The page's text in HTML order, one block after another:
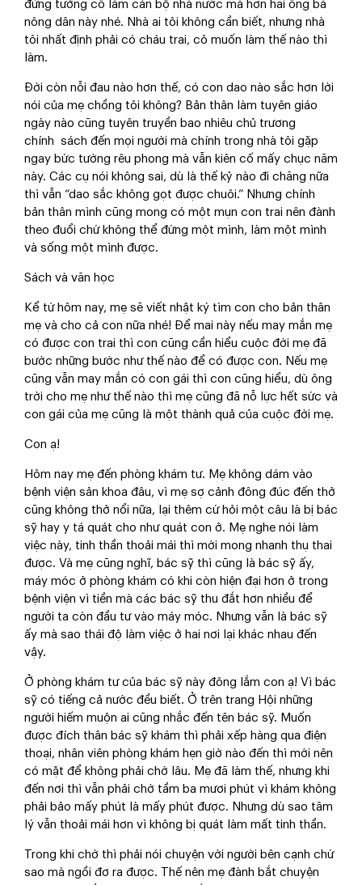
đừng tưởng cô làm cán bộ nhà nước mà hơn hai ông bà
nông dân này nhé. Nhà ai tôi không cần biết, nhưng nhà
tôi nhất định phải có cháu trai, cô muốn làm thế nào thì
làm.
Đời còn nỗi đau nào hơn thế, có con dao nào sắc hơn lời
nói của mẹ chồng tôi không? Bản thân làm tuyên giáo
ngày nào cũng tuyên truyền bao nhiêu chủ trương
chính sách đến mọi người mà chính trong nhà tôi gặp
ngay bức tường rêu phong mà vẫn kiên cố mấy chục năm
này. Các cụ nói không sai, dù là thế kỷ nào đi chăng nữa
thì vẫn “dao sắc không gọt được chuôi.” Nhưng chính
bản thân mình cũng mong có một mụn con trai nên đành
theo đuổi chứ không thể đứng một mình, làm một mình
và sống một mình được.
Sách và văn học
Kể từ hôm nay, mẹ sẽ viết nhật ký tìm con cho bản thân
mẹ và cho cả con nữa nhé! Để mai này nếu may mắn mẹ
có được con trai thì con cũng cần hiểu cuộc đời mẹ đã
bước những bước như thế nào để có được con. Nếu mẹ
cũng vẫn may mắn có con gái thì con cũng hiểu, dù ông
trời cho mẹ như thế nào thì mẹ cũng đã nỗ lực hết sức và
con gái của mẹ cũng là một thành quả của cuộc đời mẹ.
Con ạ!
Hôm nay mẹ đến phòng khám tư. Mẹ không dám vào
bệnh viện sản khoa đâu, vì mẹ sợ cảnh đông đúc đến thở
cũng không thở nổi nữa, lại thêm cứ hỏi một câu là bị bác
sỹ hay y tá quát cho như quát con ở. Mẹ nghe nói làm
việc này, tinh thần thoải mái thì mới mong nhanh thụ thai
được. Và mẹ cũng nghĩ, bác sỹ thì cũng là bác sỹ ấy,
máy móc ở phòng khám có khi còn hiện đại hơn ở trong
bệnh viện vì tiền mà các bác sỹ thu đắt hơn nhiều để
người ta còn đầu tư vào máy móc. Nhưng vẫn là bác sỹ
ấy mà sao thái độ làm việc ở hai nơi lại khác nhau đến
vậy.
Ở phòng khám tư của bác sỹ này đông lắm con ạ! Vì bác
sỹ có tiếng cả nước đều biết. Ở trên trang Hội những
người hiếm muộn ai cũng nhắc đến tên bác sỹ. Muốn
được đích thân bác sỹ khám thì phải xếp hàng qua điện
thoại, nhân viên phòng khám hẹn giờ nào đến thì mới nên
có mặt để không phải chờ lâu. Mẹ đã làm thế, nhưng khi
đến nơi thì vẫn phải chờ tầm ba mươi phút vì khám không
phải bảo mấy phút là mấy phút được. Nhưng dù sao tâm
lý vẫn thoải mái hơn vì không bị quát làm mất tinh thần.
Trong khi chờ thì phải nói chuyện với người bên cạnh chứ
sao mà ngồi đơ ra được. Thế nên mẹ đành bắt chuyện